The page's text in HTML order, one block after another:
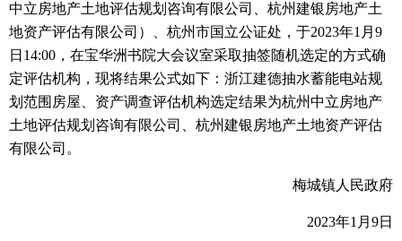
中立房地产土地评估规划咨询有限公司、杭州建银房地产土
地资产评估有限公司）、杭州市国立公证处，于2023年1月9
日14:00，在宝华洲书院大会议室采取抽签随机选定的方式确
定评估机构，现将结果公式如下：浙江建德抽水蓄能电站规
划范围房屋、资产调查评估机构选定结果为杭州中立房地产
土地评估规划咨询有限公司、杭州建银房地产土地资产评估
有限公司。
梅城镇人民政府
2023年1月9日